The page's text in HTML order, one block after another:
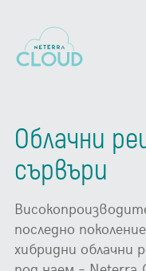
Облачни
сървъри
последно
хибридни облачни